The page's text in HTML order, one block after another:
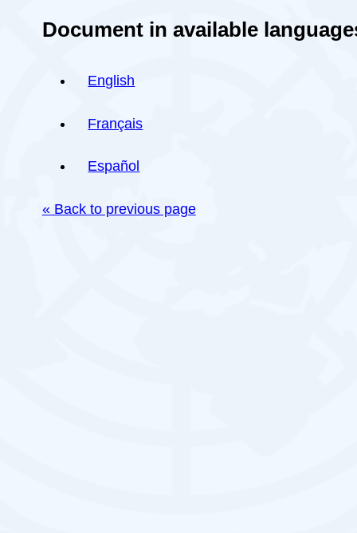
Document in available
English
Français
Español
« Back to previous page